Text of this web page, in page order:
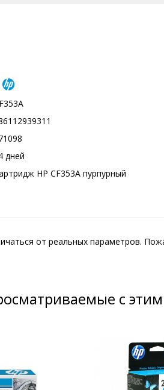
дней
HP CF353A пурпурный
от реальных параметров.
с